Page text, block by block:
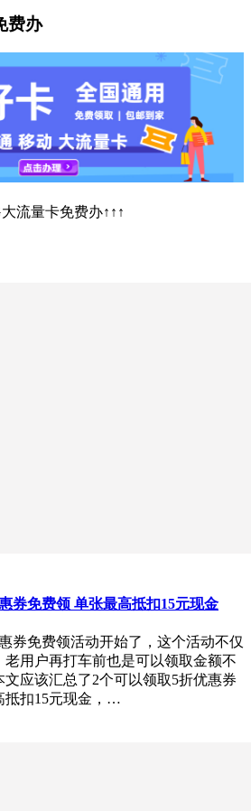
费办
流量卡免费办↑↑↑
券免费领 单张最高抵扣15元现金
券免费领活动开始了，这个活动不仅
老用户再打车前也是可以领取金额不
应该汇总了2个可以领取5折优惠券
抵扣15元现金，…